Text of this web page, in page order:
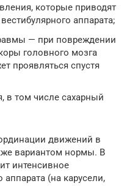
которые приводят
аппарата;
— при повреждении
головного мозга
проявляться спустя
в том числе сахарный
движений в
вариантом нормы. В
интенсивное
аппарата (на карусели,